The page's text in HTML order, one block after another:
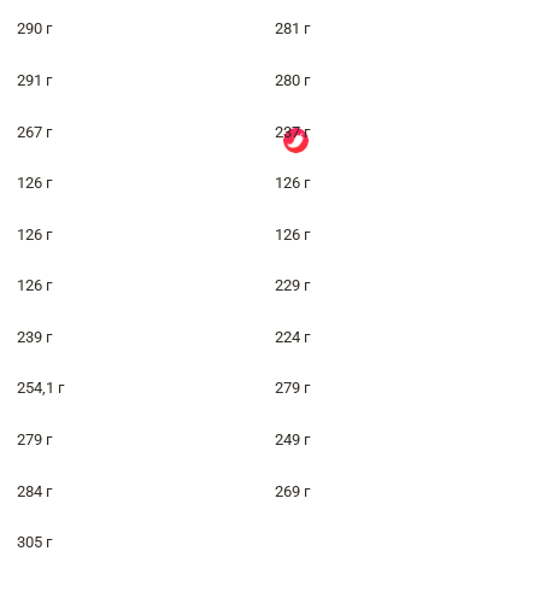
290 г 281 г
291 г 280 г
267 г 237 г
126 г 126 г
126 г 126 г
126 г 229 г
239 г 224 г
254,1 г 279 г
279 г 249 г
284 г 269 г
305 г